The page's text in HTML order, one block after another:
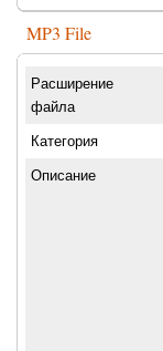
MP3 File
Расширение
файла
Категория
Описание